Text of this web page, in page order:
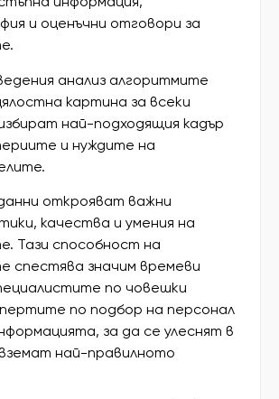
и оценъчни отговори за
анализ алгоритмите
картина за всеки
най-подходящия кадър
и нуждите на
открояват важни
качества и умения на
Тази способност на
спестява значим времеви
по човешки
по подбор на персонал
за да се улеснят в
най-правилното